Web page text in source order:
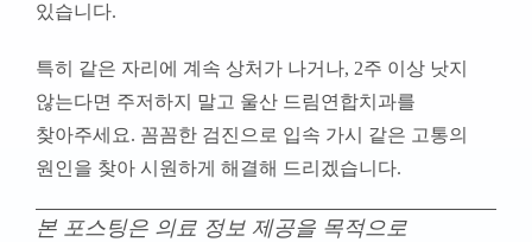
있습니다.
특히 같은 자리에 계속 상처가 나거나, 2주 이상 낫지
않는다면 주저하지 말고 울산 드림연합치과를
찾아주세요. 꼼꼼한 검진으로 입속 가시 같은 고통의
원인을 찾아 시원하게 해결해 드리겠습니다.
본 포스팅은 의료 정보 제공을 목적으로